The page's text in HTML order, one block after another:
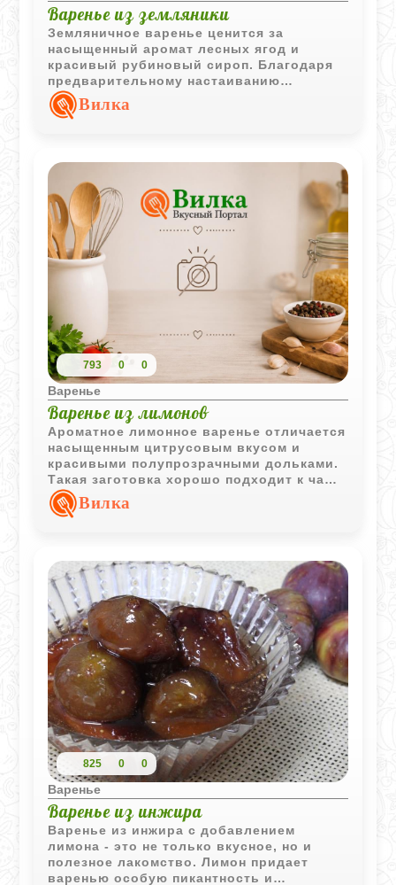
Варенье из земляники
Земляничное варенье ценится за
насыщенный аромат лесных ягод и
красивый рубиновый сироп. Благодаря
предварительному настаиванию
земляника сохраняет вкус и хорошо
пропитывается сиропом.
Вилка
793 0 0
Варенье
Варенье из лимонов
Ароматное лимонное варенье отличается
насыщенным цитрусовым вкусом и
красивыми полупрозрачными дольками.
Такая заготовка хорошо подходит к чаю
и домашней выпечке.
Вилка
825 0 0
Варенье
Варенье из инжира
Варенье из инжира с добавлением
лимона - это не только вкусное, но и
полезное лакомство. Лимон придает
варенью особую пикантность и